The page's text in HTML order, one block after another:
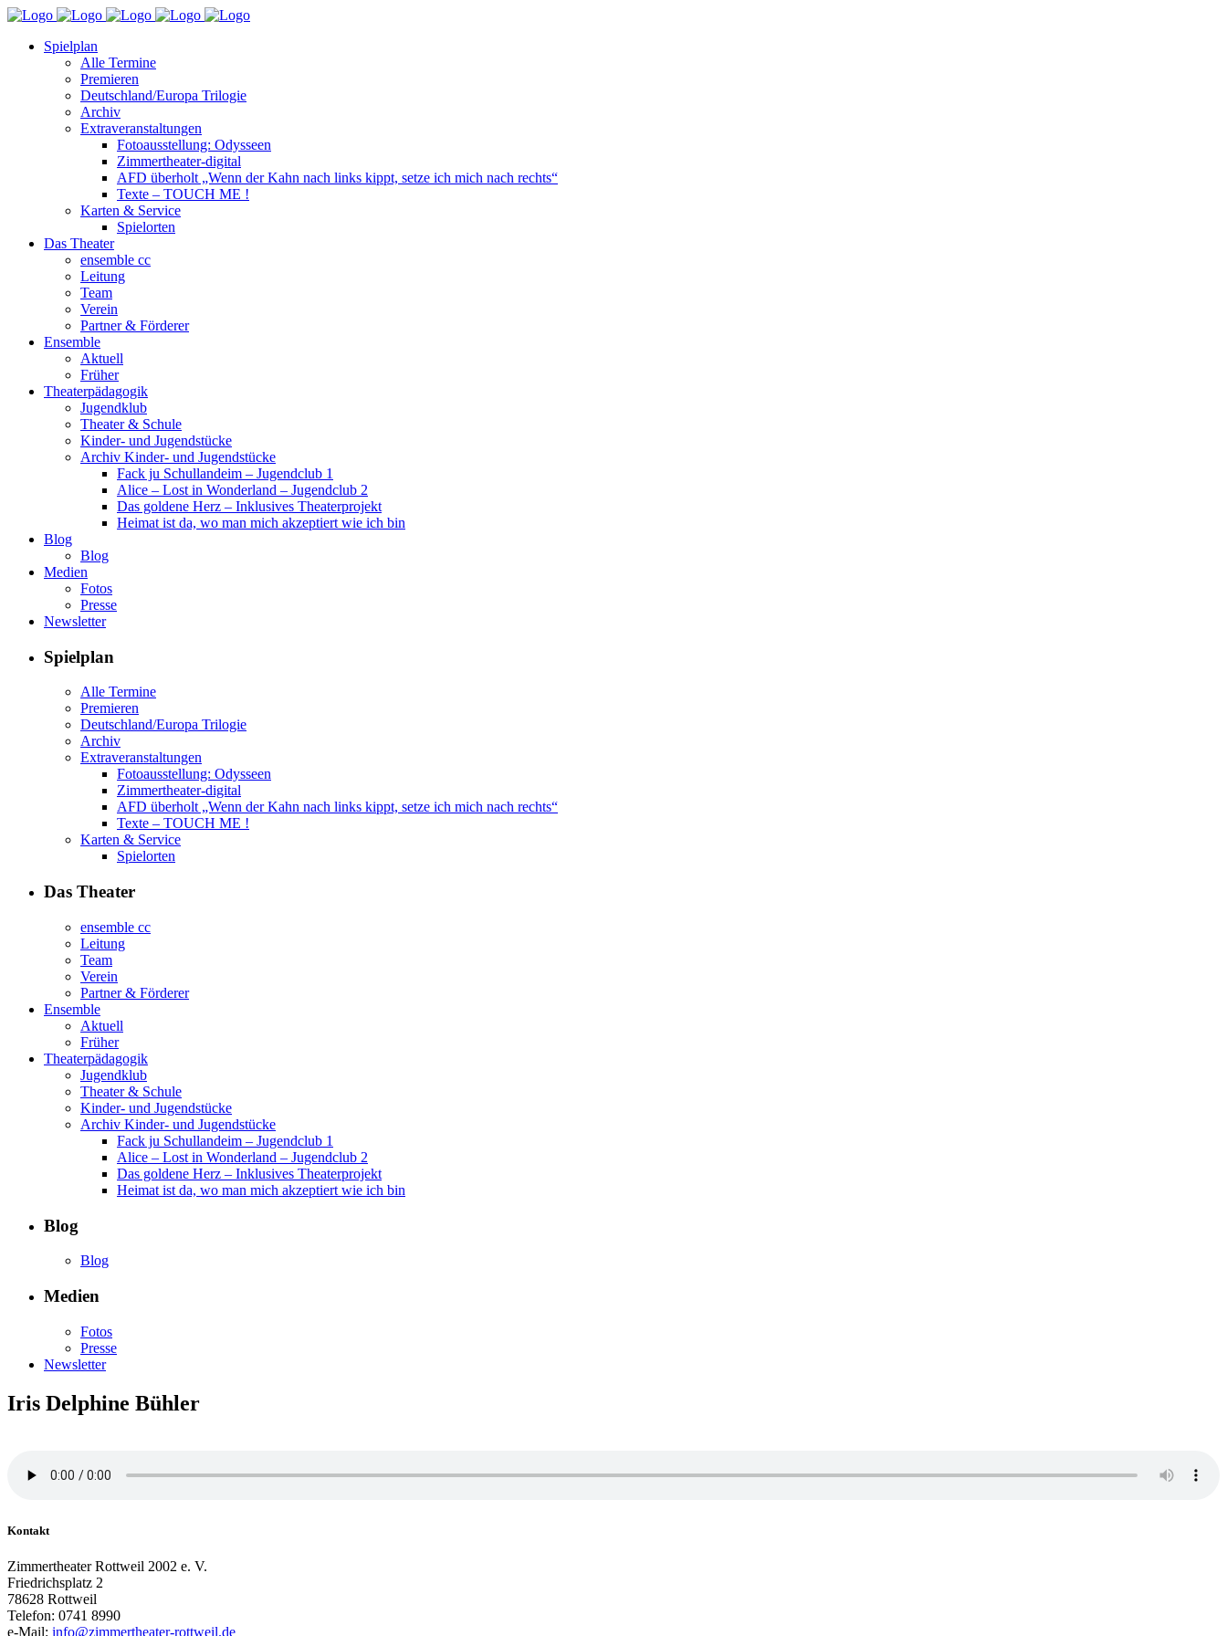
Spielplan
Alle Termine
Premieren
Deutschland/Europa Trilogie
Archiv
Extraveranstaltungen
Fotoausstellung: Odysseen
Zimmertheater-digital
AFD überholt „Wenn der Kahn nach links kippt, setze ich mich nach rechts“
Texte – TOUCH ME !
Karten & Service
Spielorten
Das Theater
ensemble cc
Leitung
Team
Verein
Partner & Förderer
Ensemble
Aktuell
Früher
Theaterpädagogik
Jugendklub
Theater & Schule
Kinder- und Jugendstücke
Archiv Kinder- und Jugendstücke
Fack ju Schullandeim – Jugendclub 1
Alice – Lost in Wonderland – Jugendclub 2
Das goldene Herz – Inklusives Theaterprojekt
Heimat ist da, wo man mich akzeptiert wie ich bin
Blog
Blog
Medien
Fotos
Presse
Newsletter
Spielplan
Alle Termine
Premieren
Deutschland/Europa Trilogie
Archiv
Extraveranstaltungen
Fotoausstellung: Odysseen
Zimmertheater-digital
AFD überholt „Wenn der Kahn nach links kippt, setze ich mich nach rechts“
Texte – TOUCH ME !
Karten & Service
Spielorten
Das Theater
ensemble cc
Leitung
Team
Verein
Partner & Förderer
Ensemble
Aktuell
Früher
Theaterpädagogik
Jugendklub
Theater & Schule
Kinder- und Jugendstücke
Archiv Kinder- und Jugendstücke
Fack ju Schullandeim – Jugendclub 1
Alice – Lost in Wonderland – Jugendclub 2
Das goldene Herz – Inklusives Theaterprojekt
Heimat ist da, wo man mich akzeptiert wie ich bin
Blog
Blog
Medien
Fotos
Presse
Newsletter
Iris Delphine Bühler
Kontakt
Zimmertheater Rottweil 2002 e. V.
Friedrichsplatz 2
78628 Rottweil
Telefon: 0741 8990
e-Mail: info@zimmertheater-rottweil.de